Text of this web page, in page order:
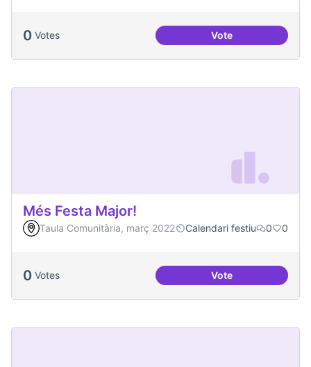
0 Votes VoteMés processos
Més Festa Major!
Taula Comunitària, març 2022 Calendari festiu 0 0
0 Votes VoteMés Festa Major!